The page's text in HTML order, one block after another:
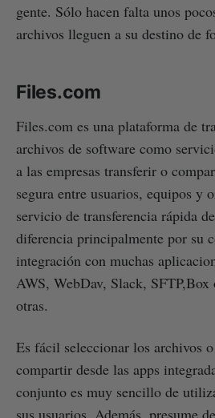
gente. Sólo hacen falta unos
archivos lleguen a su destino de
Files.com
Files.com es una plataforma de
archivos de software como
a las empresas transferir o
segura entre usuarios, equipos y
servicio de transferencia rápida
diferencia principalmente por su
integración con muchas
AWS, WebDav, Slack,
otras.
Es fácil seleccionar los archivos
compartir desde las apps
conjunto es muy sencillo de
sus usuarios. Además, presume